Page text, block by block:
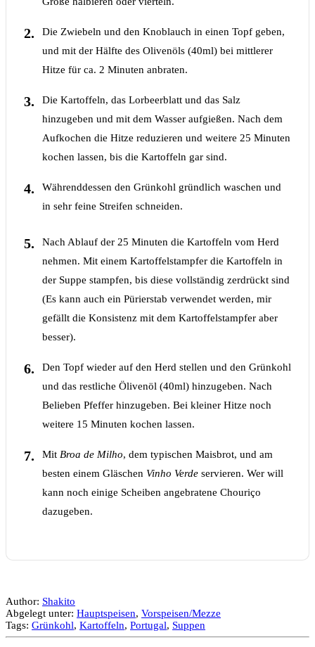
Die Zwiebeln und den Knoblauch in einen Topf geben,
und mit der Hälfte des Olivenöls (40ml) bei mittlerer
Hitze für ca. 2 Minuten anbraten.
Die Kartoffeln, das Lorbeerblatt und das Salz
hinzugeben und mit dem Wasser aufgießen. Nach dem
Aufkochen die Hitze reduzieren und weitere 25 Minuten
kochen lassen, bis die Kartoffeln gar sind.
Währenddessen den Grünkohl gründlich waschen und
in sehr feine Streifen schneiden.
Nach Ablauf der 25 Minuten die Kartoffeln vom Herd
nehmen. Mit einem Kartoffelstampfer die Kartoffeln in
der Suppe stampfen, bis diese vollständig zerdrückt sind
(Es kann auch ein Pürierstab verwendet werden, mir
gefällt die Konsistenz mit dem Kartoffelstampfer aber
besser).
Den Topf wieder auf den Herd stellen und den Grünkohl
und das restliche Ölivenöl (40ml) hinzugeben. Nach
Belieben Pfeffer hinzugeben. Bei kleiner Hitze noch
weitere 15 Minuten kochen lassen.
Mit Broa de Milho, dem typischen Maisbrot, und am
besten einem Gläschen Vinho Verde servieren. Wer will
kann noch einige Scheiben angebratene Chouriço
dazugeben.
Author: Shakito
Abgelegt unter: Hauptspeisen, Vorspeisen/Mezze
Tags: Grünkohl, Kartoffeln, Portugal, Suppen